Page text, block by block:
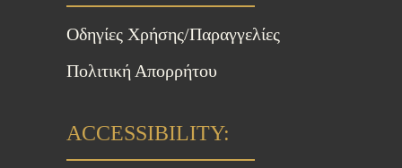
Οδηγίες Χρήσης/Παραγγελίες
Πολιτική Απορρήτου
ACCESSIBILITY: